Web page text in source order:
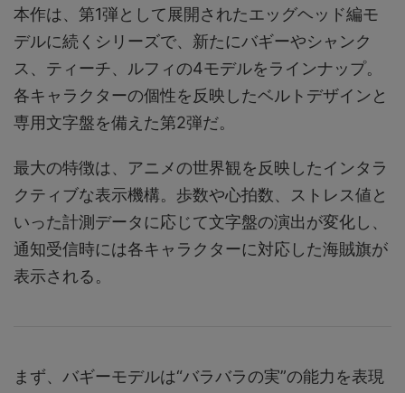
本作は、第1弾として展開されたエッグヘッド編モ
デルに続くシリーズで、新たにバギーやシャンク
ス、ティーチ、ルフィの4モデルをラインナップ。
各キャラクターの個性を反映したベルトデザインと
専用文字盤を備えた第2弾だ。
最大の特徴は、アニメの世界観を反映したインタラ
クティブな表示機構。歩数や心拍数、ストレス値と
いった計測データに応じて文字盤の演出が変化し、
通知受信時には各キャラクターに対応した海賊旗が
表示される。
まず、バギーモデルは“バラバラの実”の能力を表現